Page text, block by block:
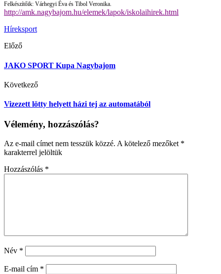
Felkészítőik: Várhegyi Éva és Tibol Veronika.
http://amk.nagybajom.hu/elemek/lapok/iskolaihirek.html
Híreksport
Előző
JAKO SPORT Kupa Nagybajom
Következő
Vizezett lötty helyett házi tej az automatából
Vélemény, hozzászólás?
Az e-mail címet nem tesszük közzé. A kötelező mezőket *
karakterrel jelöltük
Hozzászólás *
Név *
E-mail cím *